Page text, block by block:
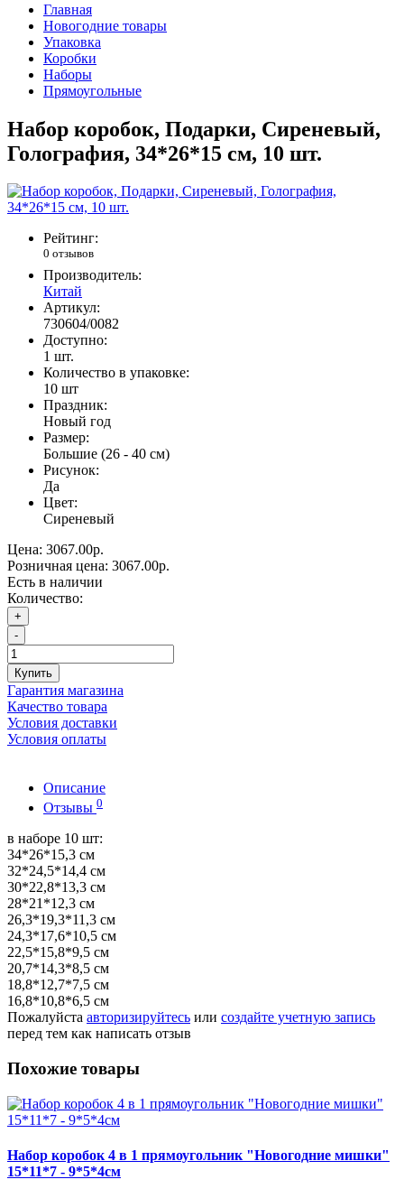
Главная
Новогодние товары
Упаковка
Коробки
Наборы
Прямоугольные
Набор коробок, Подарки, Сиреневый,
Голография, 34*26*15 см, 10 шт.
Рейтинг:
0 отзывов
Производитель:
Китай
Артикул:
730604/0082
Доступно:
1 шт.
Количество в упаковке:
10 шт
Праздник:
Новый год
Размер:
Большие (26 - 40 см)
Рисунок:
Да
Цвет:
Сиреневый
Цена: 3067.00р.
Розничная цена: 3067.00р.
Есть в наличии
Количество:
+
-
Купить
Гарантия магазина
Качество товара
Условия доставки
Условия оплаты
Описание
Отзывы 0
в наборе 10 шт:
34*26*15,3 см
32*24,5*14,4 см
30*22,8*13,3 см
28*21*12,3 см
26,3*19,3*11,3 см
24,3*17,6*10,5 см
22,5*15,8*9,5 см
20,7*14,3*8,5 см
18,8*12,7*7,5 см
16,8*10,8*6,5 см
Пожалуйста авторизируйтесь или создайте учетную запись
перед тем как написать отзыв
Похожие товары
Набор коробок 4 в 1 прямоугольник "Новогодние мишки"
15*11*7 - 9*5*4см